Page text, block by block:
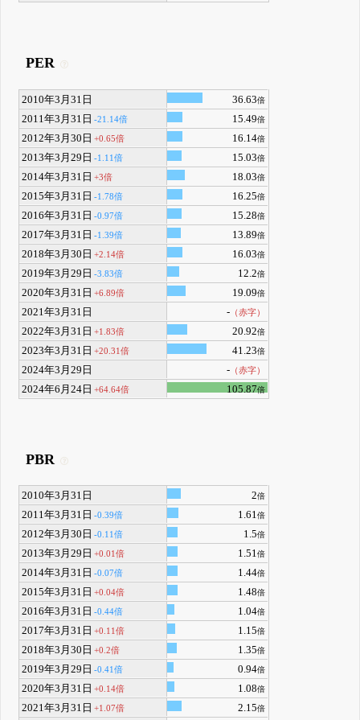
PER
2010年3月31日 36.63倍
2011年3月31日 -21.14倍 15.49倍
2012年3月30日 +0.65倍 16.14倍
2013年3月29日 -1.11倍 15.03倍
2014年3月31日 +3倍 18.03倍
2015年3月31日 -1.78倍 16.25倍
2016年3月31日 -0.97倍 15.28倍
2017年3月31日 -1.39倍 13.89倍
2018年3月30日 +2.14倍 16.03倍
2019年3月29日 -3.83倍 12.2倍
2020年3月31日 +6.89倍 19.09倍
2021年3月31日 - （赤字）
2022年3月31日 +1.83倍 20.92倍
2023年3月31日 +20.31倍 41.23倍
2024年3月29日 - （赤字）
2024年6月24日 +64.64倍 105.87倍
PBR
2010年3月31日 2倍
2011年3月31日 -0.39倍 1.61倍
2012年3月30日 -0.11倍 1.5倍
2013年3月29日 +0.01倍 1.51倍
2014年3月31日 -0.07倍 1.44倍
2015年3月31日 +0.04倍 1.48倍
2016年3月31日 -0.44倍 1.04倍
2017年3月31日 +0.11倍 1.15倍
2018年3月30日 +0.2倍 1.35倍
2019年3月29日 -0.41倍 0.94倍
2020年3月31日 +0.14倍 1.08倍
2021年3月31日 +1.07倍 2.15倍